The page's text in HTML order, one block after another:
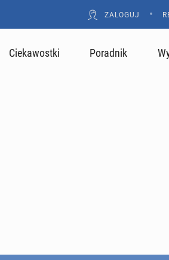
ZALOGUJ •
Ciekawostki Poradnik